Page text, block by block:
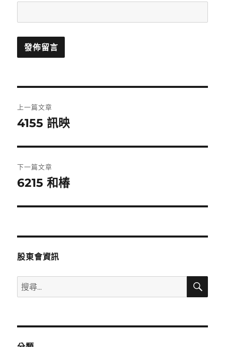
章
覽
上一篇文章
上
篇
文
章:
4155 訊映
下一篇文章
下
篇
章:
6215 和椿
股東會資訊
搜
尋
鍵
搜